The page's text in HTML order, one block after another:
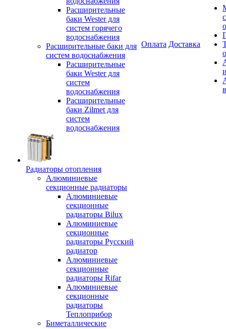
Расширительные
баки Wester для
систем горячего
водоснабжения
Расширительные баки для
систем водоснабжения
Расширительные
баки Wester для
систем
водоснабжения
Расширительные
баки Zilmet для
систем
водоснабжения
Радиаторы отопления
Алюминиевые
секционные радиаторы
Алюминиевые
секционные
радиаторы Bilux
Алюминиевые
секционные
радиаторы Русский
радиатор
Алюминиевые
секционные
радиаторы Rifar
Алюминиевые
секционные
радиаторы
Теплоприбор
Биметаллические
Оплата Доставка